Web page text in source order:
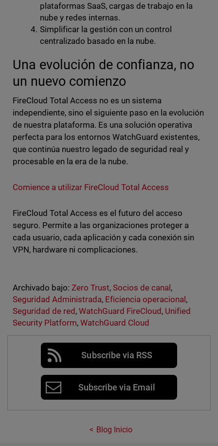
plataformas SaaS, cargas de trabajo en la
nube y redes internas.
Simplificar la gestión con un control
centralizado basado en la nube.
Una evolución de confianza, no
un nuevo comienzo
FireCloud Total Access no es un sistema
independiente, sino el siguiente paso en la evolución
de nuestra plataforma. Es una solución operativa
perfecta para los entornos WatchGuard existentes,
que continúa nuestro legado de seguridad real y
procesable en la era de la nube.
Comience a utilizar FireCloud Total Access
FireCloud Total Access es el futuro del acceso
seguro. Permite a las organizaciones proteger a
cada usuario, cada aplicación y cada conexión sin
VPN, hardware ni complicaciones.
Archivado bajo: Zero Trust, Socios de canal ,
Seguridad Administrada, Eficiencia operacional ,
Seguridad de red , WatchGuard FireCloud , Unified
Security Platform, WatchGuard Cloud
Subscribe via RSS
Subscribe via Email
Blog Inicio